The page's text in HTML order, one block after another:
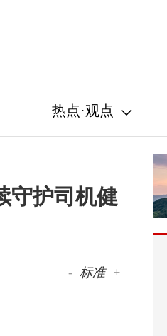
热点·观点
守护司机健
- 标准 +